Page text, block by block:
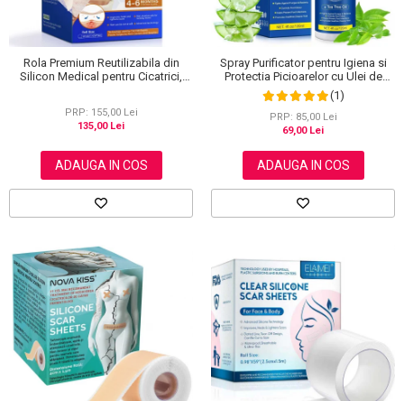
Rola Premium Reutilizabila din
Silicon Medical pentru Cicatrici,
PRP: 155,00 Lei
135,00 Lei
ADAUGA IN COS
Spray Purificator pentru Igiena si
Protectia Picioarelor cu Ulei de
Arbore de Ceai, 120 ml
(1)
PRP: 85,00 Lei
69,00 Lei
ADAUGA IN COS